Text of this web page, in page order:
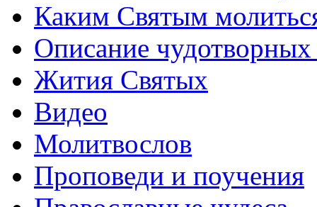
Каким Святым
Описание
Жития Святых
Видео
Молитвослов
Проповеди и поучения